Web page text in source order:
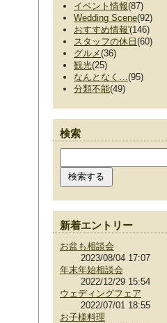
イベント情報(87)
Wedding Scene(92)
おすすめ情報'(146)
スタッフの休日 (60)
グルメ(36)
観光(25)
なんとなく…(95)
分類不能(49)
検索
新着エントリー
お盆も相談会
2023/08/04 17:07
年末年始相談会
2022/12/29 15:54
ウェディングフェア
2022/07/01 18:55
お子様料理